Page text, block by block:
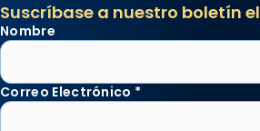
Suscríbase a nuestro boletín
Nombre
Correo Electrónico *